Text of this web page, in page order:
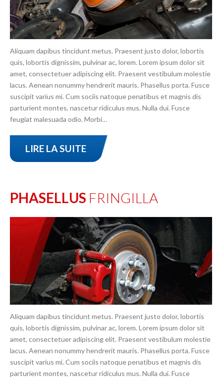
Aliquam dapibus tincidunt metus. Praesent justo dolor, lobortis
quis, lobortis dignissim, pulvinar ac, lorem. Lorem ipsum dolor sit
amet, consectetuer adipiscing elit. Praesent vestibulum molestie
lacus. Aenean nonummy hendrerit mauris. Phasellus porta. Fusce
suscipit varius mi. Cum sociis natoque penatibus et magnis dis
parturient montes, nascetur ridiculus mus. Nulla dui. Fusce
feugiat malesuada odio. Morbi…
LIRE LA SUITE
PHASELLUS FRINGILLA
Aliquam dapibus tincidunt metus. Praesent justo dolor, lobortis
quis, lobortis dignissim, pulvinar ac, lorem. Lorem ipsum dolor sit
amet, consectetuer adipiscing elit. Praesent vestibulum molestie
lacus. Aenean nonummy hendrerit mauris. Phasellus porta. Fusce
suscipit varius mi. Cum sociis natoque penatibus et magnis dis
parturient montes, nascetur ridiculus mus. Nulla dui. Fusce